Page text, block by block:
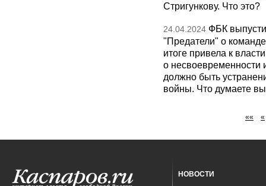
Стригункову. Что это?
24.04.2024 ФБК
"Предатели" о
итоге привела к
о несвоевременности
должно быть
войны. Что думаете
«« «
НОВОСТИ